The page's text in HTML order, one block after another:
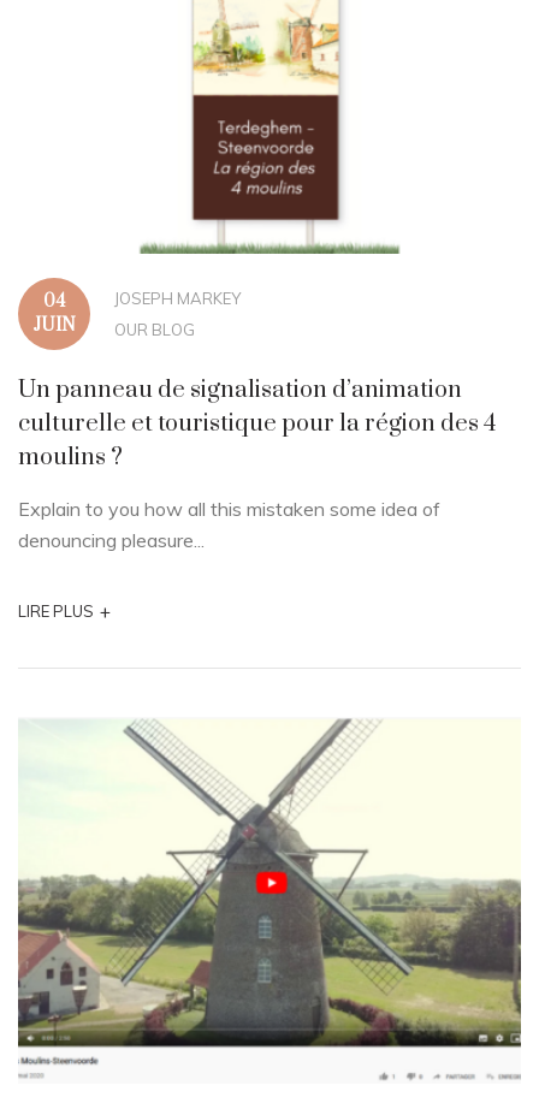
04
JUIN
JOSEPH MARKEY
OUR BLOG
Un panneau de signalisation d’animation
culturelle et touristique pour la région des 4
moulins ?
Explain to you how all this mistaken some idea of
denouncing pleasure...
LIRE PLUS +